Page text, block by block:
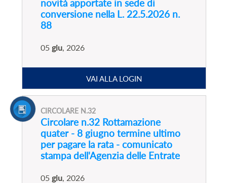
novità apportate in sede di
conversione nella L. 22.5.2026 n.
88
05 giu, 2026
VAI ALLA LOGIN
CIRCOLARE N.32
Circolare n.32 Rottamazione
quater - 8 giugno termine ultimo
per pagare la rata - comunicato
stampa dell'Agenzia delle Entrate
05 giu, 2026